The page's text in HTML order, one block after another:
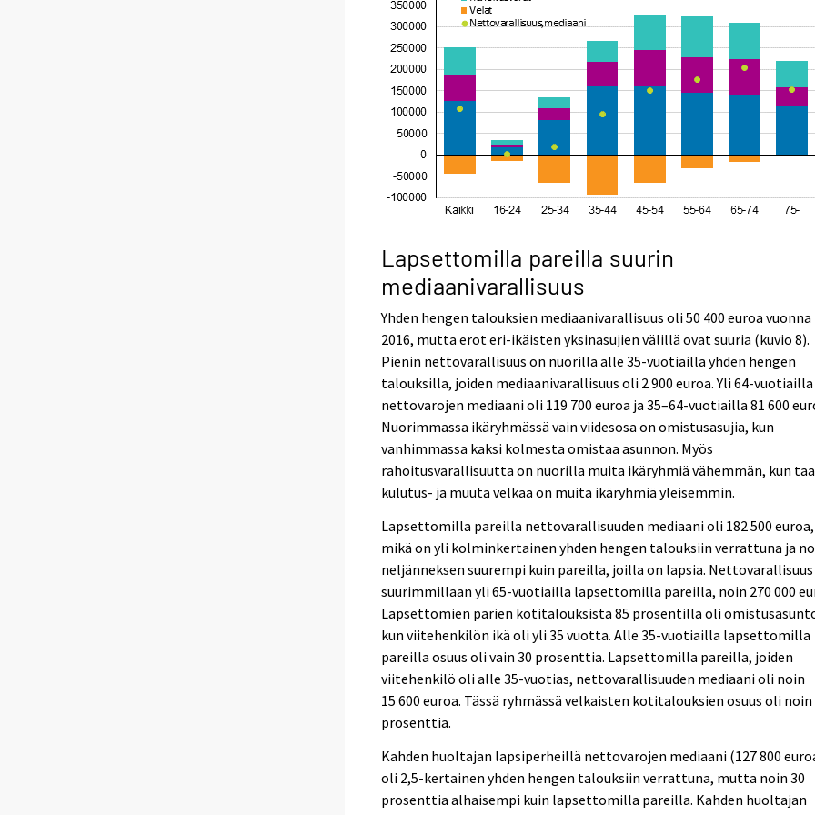
Lapsettomilla pareilla suurin
mediaanivarallisuus
Yhden hengen talouksien mediaanivarallisuus oli 50 400 euroa vuonna
2016, mutta erot eri-ikäisten yksinasujien välillä ovat suuria (kuvio 8).
Pienin nettovarallisuus on nuorilla alle 35-vuotiailla yhden hengen
talouksilla, joiden mediaanivarallisuus oli 2 900 euroa. Yli 64-vuotiailla
nettovarojen mediaani oli 119 700 euroa ja 35–64-vuotiailla 81 600
Nuorimmassa ikäryhmässä vain viidesosa on omistusasujia, kun
vanhimmassa kaksi kolmesta omistaa asunnon. Myös
rahoitusvarallisuutta on nuorilla muita ikäryhmiä vähemmän, kun
kulutus- ja muuta velkaa on muita ikäryhmiä yleisemmin.
Lapsettomilla pareilla nettovarallisuuden mediaani oli 182 500 euroa,
mikä on yli kolminkertainen yhden hengen talouksiin verrattuna ja
neljänneksen suurempi kuin pareilla, joilla on lapsia.
suurimmillaan yli 65-vuotiailla lapsettomilla pareilla, noin 270 000
Lapsettomien parien kotitalouksista 85 prosentilla oli
kun viitehenkilön ikä oli yli 35 vuotta. Alle 35-vuotiailla lapsettomilla
pareilla osuus oli vain 30 prosenttia. Lapsettomilla pareilla, joiden
viitehenkilö oli alle 35-vuotias, nettovarallisuuden mediaani oli noin
15 600 euroa. Tässä ryhmässä velkaisten kotitalouksien osuus oli noin
prosenttia.
Kahden huoltajan lapsiperheillä nettovarojen mediaani (127 800
oli 2,5-kertainen yhden hengen talouksiin verrattuna, mutta noin 30
prosenttia alhaisempi kuin lapsettomilla pareilla. Kahden huoltajan